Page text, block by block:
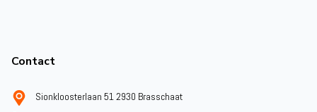
Contact
Sionkloosterlaan 51 2930 Brasschaat